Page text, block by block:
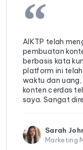
“
AIKTP telah
pembuatan
berbasis kata
platform ini
waktu dan
konten cerdas
saya. Sangat
Sarah
Marketing